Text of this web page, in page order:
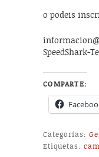
o podeis
SpeedShark-
COMPARTE:
Categorías:
Etiquetas: